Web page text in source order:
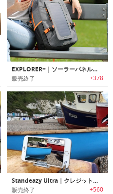
EXPLORER+｜ソーラーパネル搭載ファッショナブルバックパック「エクスプローラープラス」
販売終了 +378
Standeazy Ultra｜クレジットカードサイズの超薄型スマホスタンド「スタンドイージー」
販売終了 +560